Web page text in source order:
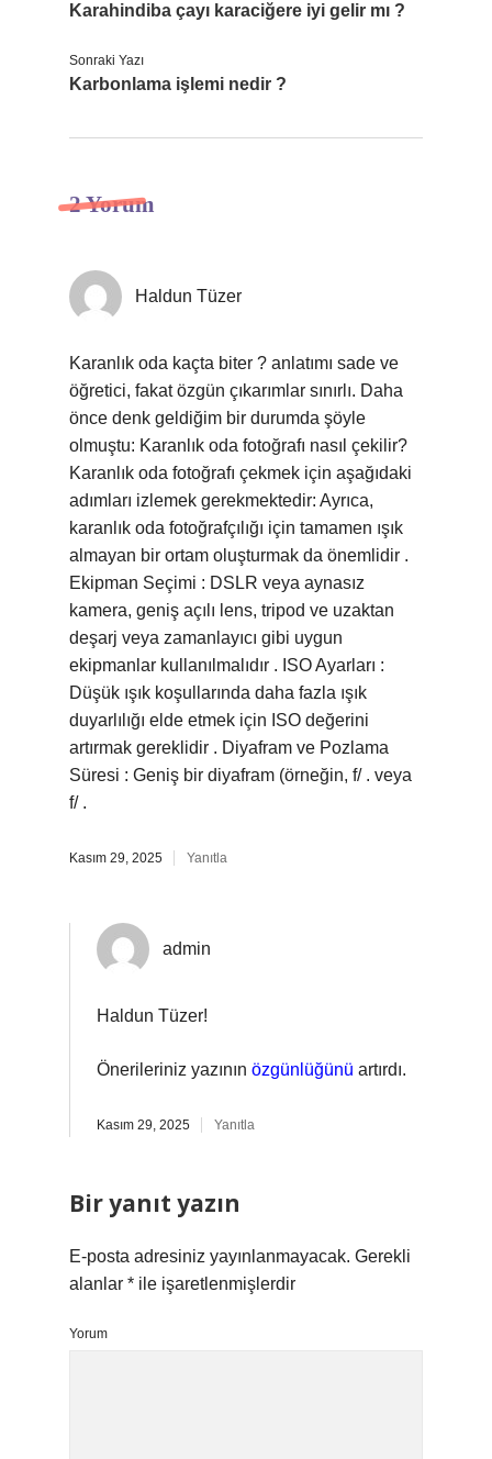
Karahindiba çayı karaciğere iyi gelir mı ?
Sonraki Yazı
Karbonlama işlemi nedir ?
2 Yorum
Haldun Tüzer
Karanlık oda kaçta biter ? anlatımı sade ve
öğretici, fakat özgün çıkarımlar sınırlı. Daha
önce denk geldiğim bir durumda şöyle
olmuştu: Karanlık oda fotoğrafı nasıl çekilir?
Karanlık oda fotoğrafı çekmek için aşağıdaki
adımları izlemek gerekmektedir: Ayrıca,
karanlık oda fotoğrafçılığı için tamamen ışık
almayan bir ortam oluşturmak da önemlidir .
Ekipman Seçimi : DSLR veya aynasız
kamera, geniş açılı lens, tripod ve uzaktan
deşarj veya zamanlayıcı gibi uygun
ekipmanlar kullanılmalıdır . ISO Ayarları :
Düşük ışık koşullarında daha fazla ışık
duyarlılığı elde etmek için ISO değerini
artırmak gereklidir . Diyafram ve Pozlama
Süresi : Geniş bir diyafram (örneğin, f/ . veya
f/ .
Kasım 29, 2025 Yanıtla
admin
Haldun Tüzer!
Önerileriniz yazının özgünlüğünü artırdı.
Kasım 29, 2025 Yanıtla
Bir yanıt yazın
E-posta adresiniz yayınlanmayacak. Gerekli
alanlar * ile işaretlenmişlerdir
Yorum